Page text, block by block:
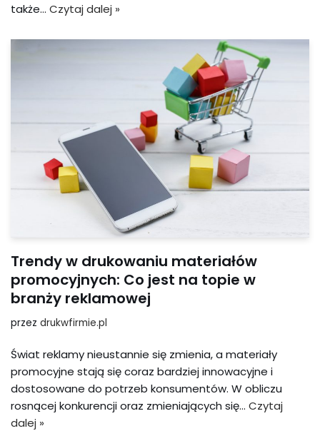
także… Czytaj dalej »
Trendy w drukowaniu materiałów
promocyjnych: Co jest na topie w
branży reklamowej
przez drukwfirmie.pl
Świat reklamy nieustannie się zmienia, a materiały
promocyjne stają się coraz bardziej innowacyjne i
dostosowane do potrzeb konsumentów. W obliczu
rosnącej konkurencji oraz zmieniających się… Czytaj
dalej »